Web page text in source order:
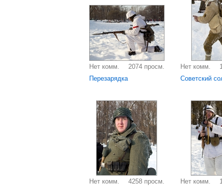
Нет комм.
2074 просм.
Перезарядка
Нет комм.
Советский
Нет комм.
4258 просм.
Нет комм.